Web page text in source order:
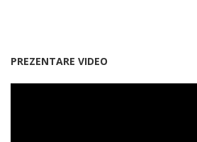
PREZENTARE VIDEO